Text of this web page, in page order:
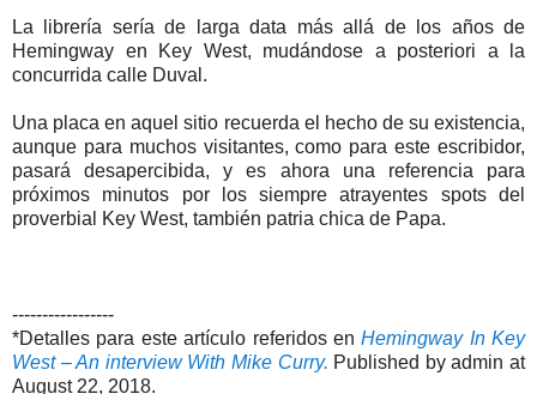
La librería sería de larga data más allá de los años de
Hemingway en Key West, mudándose a posteriori a la
concurrida calle Duval.
Una placa en aquel sitio recuerda el hecho de su existencia,
aunque para muchos visitantes, como para este escribidor,
pasará desapercibida, y es ahora una referencia para
próximos minutos por los siempre atrayentes spots del
proverbial Key West, también patria chica de Papa.
-----------------
*Detalles para este artículo referidos enHemingway In Key
West – An interview With Mike Curry. Published by admin at
August 22, 2018.